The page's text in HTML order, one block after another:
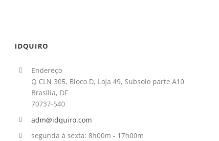
IDQUIRO
Endereço
Q CLN 305, Bloco D, Loja 49, Subsolo parte A10
Brasília, DF
70737-540
adm@idquiro.com
segunda à sexta: 8h00m - 17h00m